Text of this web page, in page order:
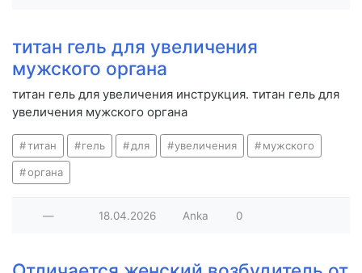
титан гель для увеличения
мужского органа
титан гель для увеличения инструкция. титан гель для
увеличения мужского органа
титан гель для увеличения мужского
органа
— 18.04.2026 Anka 0